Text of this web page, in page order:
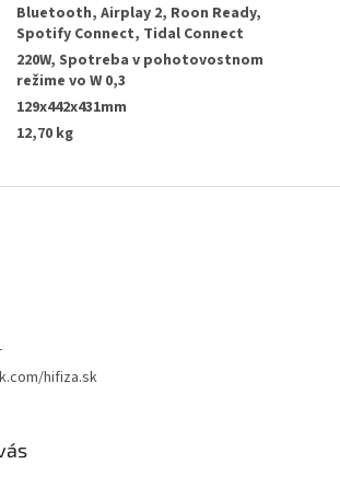
Bluetooth, Airplay 2, Roon Ready,
Spotify Connect, Tidal Connect
220W, Spotreba v pohotovostnom
režime vo W 0,3
129x442x431mm
12,70 kg
hifiza.sk